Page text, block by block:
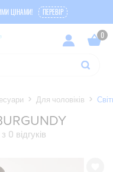
ЦІНАМИ! ПЕРЕВІР
Для чоловіків
0 відгуків